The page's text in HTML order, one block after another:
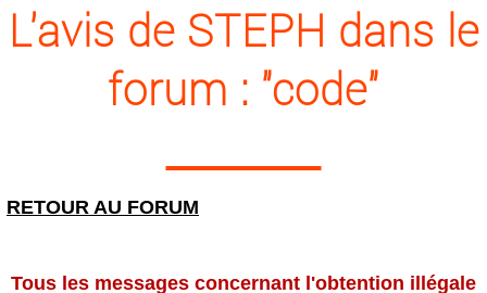
L'avis de STEPH dans le
forum : "code"
RETOUR AU FORUM
Tous les messages concernant l'obtention illégale